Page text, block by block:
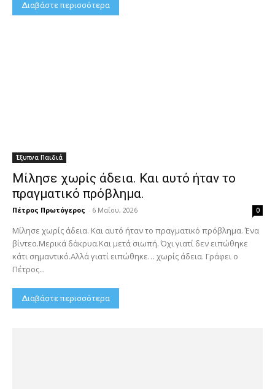
Διαβάστε περισσότερα
Έξυπνα Παιδιά
Μίλησε χωρίς άδεια. Και αυτό ήταν το
πραγματικό πρόβλημα.
Πέτρος Πρωτόγερος - 6 Μαΐου, 2026 0
Μίλησε χωρίς άδεια. Και αυτό ήταν το πραγματικό πρόβλημα. Ένα
βίντεο.Μερικά δάκρυα.Και μετά σιωπή. Όχι γιατί δεν ειπώθηκε
κάτι σημαντικό.Αλλά γιατί ειπώθηκε… χωρίς άδεια. Γράφει ο
Πέτρος...
Διαβάστε περισσότερα